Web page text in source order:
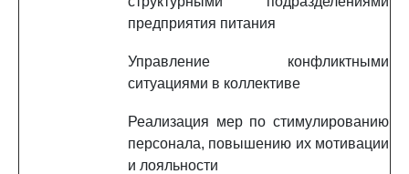
предприятия питания
Управление конфликтными
ситуациями в коллективе
Реализация мер по стимулированию
персонала, повышению их мотивации
и лояльности